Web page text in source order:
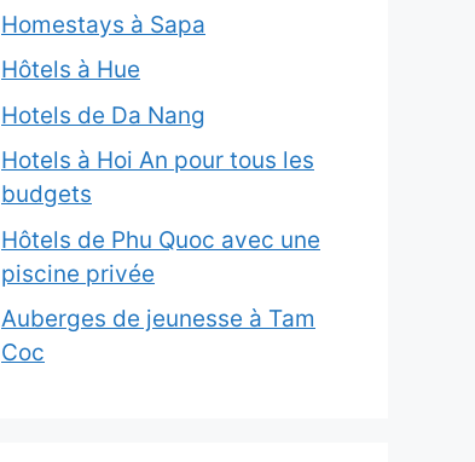
Homestays à Sapa
Hôtels à Hue
Hotels de Da Nang
Hotels à Hoi An pour tous les
budgets
Hôtels de Phu Quoc avec une
piscine privée
Auberges de jeunesse à Tam
Coc